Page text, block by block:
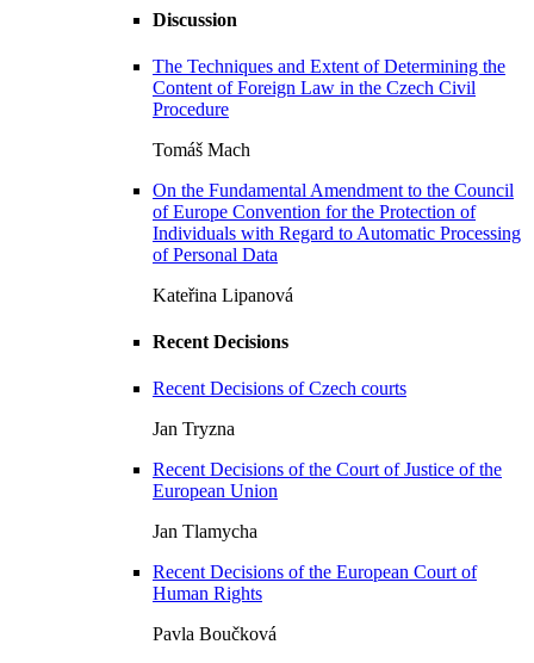
Discussion
The Techniques and Extent of Determining the
Content of Foreign Law in the Czech Civil
Procedure
Tomáš Mach
On the Fundamental Amendment to the Council
of Europe Convention for the Protection of
Individuals with Regard to Automatic Processing
of Personal Data
Kateřina Lipanová
Recent Decisions
Recent Decisions of Czech courts
Jan Tryzna
Recent Decisions of the Court of Justice of the
European Union
Jan Tlamycha
Recent Decisions of the European Court of
Human Rights
Pavla Boučková